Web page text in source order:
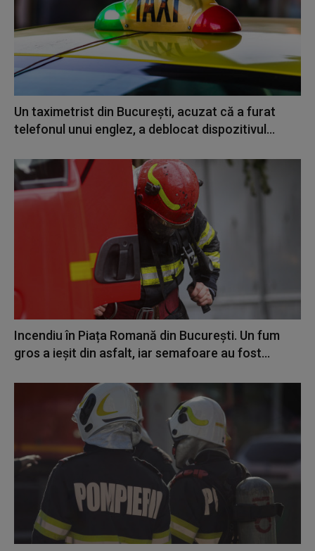
Un taximetrist din București, acuzat că a furat
telefonul unui englez, a deblocat dispozitivul...
Incendiu în Piața Romană din București. Un fum
gros a ieșit din asfalt, iar semafoare au fost...